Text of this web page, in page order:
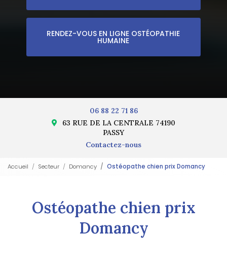
RENDEZ-VOUS EN LIGNE OSTÉOPATHIE
HUMAINE
06 88 22 71 86
63 RUE DE LA CENTRALE 74190
PASSY
Contactez-nous
Accueil Secteur Domancy Ostéopathe chien prix Domancy
Ostéopathe chien prix
Domancy